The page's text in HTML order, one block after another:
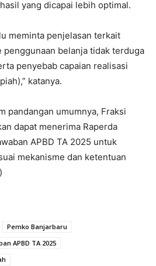
yang dicapai lebih optimal.
meminta penjelasan terkait
penggunaan belanja tidak terduga
penyebab capaian realisasi
katanya.
pandangan umumnya, Fraksi
dapat menerima Raperda
APBD TA 2025 untuk
mekanisme dan ketentuan
Pemko Banjarbaru
APBD TA 2025